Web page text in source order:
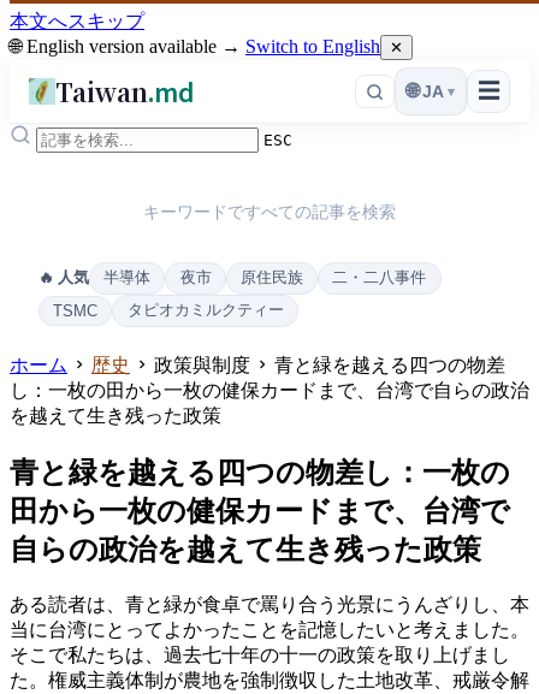
本文へスキップ
🌐 English version available → Switch to English ✕
Taiwan.md ☰
🌐 JA ▾
ESC
キーワードですべての記事を検索
🔥 人気 半導体 夜市 原住民族
二・二八事件
TSMC
タピオカミルクティー
ホーム 歴史 政策與制度
青と緑を越える四つの物差
し：一枚の田から一枚の健保カードまで、台湾で自らの政治
を越えて生き残った政策
青と緑を越える四つの物差し：一枚の
田から一枚の健保カードまで、台湾で
自らの政治を越えて生き残った政策
ある読者は、青と緑が食卓で罵り合う光景にうんざりし、本
当に台湾にとってよかったことを記憶したいと考えました。
そこで私たちは、過去七十年の十一の政策を取り上げまし
た。権威主義体制が農地を強制徴収した土地改革、戒厳令解